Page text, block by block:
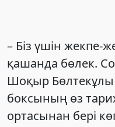
– Біз үшін
қашанда бөлек.
Шоқыр Бөлтекұлы
боксының өз
ортасынан бері